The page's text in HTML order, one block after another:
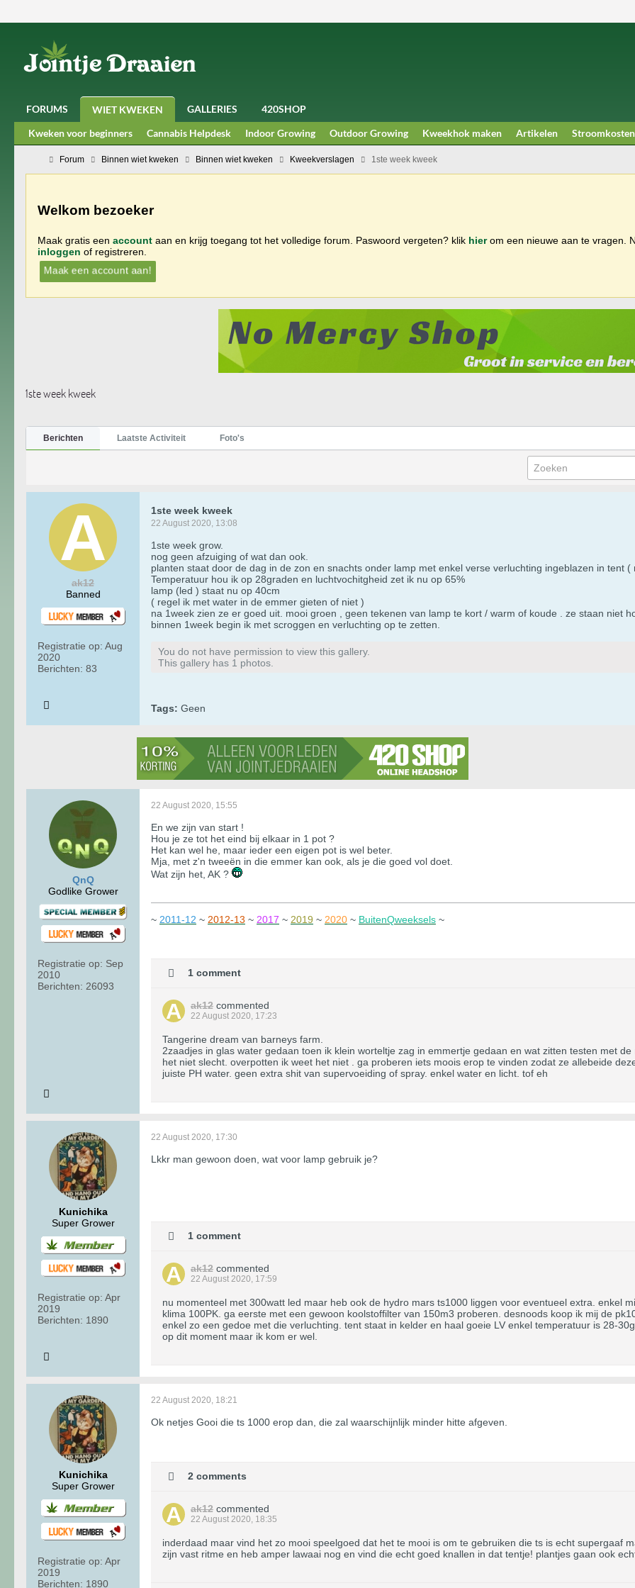
FORUMS WIET KWEKEN GALLERIES
420SHOP
Kweken voor beginners
Cannabis Helpdesk Indoor Growing Outdoor Growing Kweekhok maken Artikelen Stroomkosten
Forum Binnen wiet kweken Binnen wiet kweken Kweekverslagen 1ste week kweek
Welkom bezoeker
Maak gratis een account aan en krijg toegang tot het volledige forum. Paswoord vergeten? klik hierom een nieuwe aan te vragen.
inloggen of registreren.
Maak een account aan!
1ste week kweek
Berichten Laatste Activiteit Foto's
ak12
Banned
Registratie op: Aug
2020
Berichten: 83
1ste week kweek
22 August 2020, 13:08
1ste week grow.
nog geen afzuiging of wat dan ook.
planten staat door de dag in de zon en snachts onder lamp met enkel verse verluchting ingeblazen in tent (
Temperatuur hou ik op 28graden en luchtvochitgheid zet ik nu op 65%
lamp (led ) staat nu op 40cm
( regel ik met water in de emmer gieten of niet )
na 1week zien ze er goed uit. mooi groen , geen tekenen van lamp te kort / warm of koude . ze staan niet
binnen 1week begin ik met scroggen en verluchting op te zetten.
You do not have permission to view this gallery.
This gallery has 1 photos.
Tags: Geen
QnQ
Godlike Grower
Registratie op: Sep
2010
Berichten: 26093
22 August 2020, 15:55
En we zijn van start !
Hou je ze tot het eind bij elkaar in 1 pot ?
Het kan wel he, maar ieder een eigen pot is wel beter.
Mja, met z'n tweeën in die emmer kan ook, als je die goed vol doet.
Wat zijn het, AK ?
~ 2011-12 ~ 2012-13 ~ 2017 ~ 2019 ~ 2020 ~ BuitenQweeksels ~
1 comment
ak12 commented
22 August 2020, 17:23
Tangerine dream van barneys farm.
2zaadjes in glas water gedaan toen ik klein worteltje zag in emmertje gedaan en wat zitten testen met
het niet slecht. overpotten ik weet het niet . ga proberen iets moois erop te vinden zodat ze allebeide
juiste PH water. geen extra shit van supervoeiding of spray. enkel water en licht. tof eh
Kunichika
Super Grower
Registratie op: Apr
2019
Berichten: 1890
22 August 2020, 17:30
Lkkr man gewoon doen, wat voor lamp gebruik je?
1 comment
ak12 commented
22 August 2020, 17:59
nu momenteel met 300watt led maar heb ook de hydro mars ts1000 liggen voor eventueel extra. enkel
klima 100PK. ga eerste met een gewoon koolstoffilter van 150m3 proberen. desnoods koop ik mij de
enkel zo een gedoe met die verluchting. tent staat in kelder en haal goeie LV enkel temperatuur is 28-
op dit moment maar ik kom er wel.
Kunichika
Super Grower
Registratie op: Apr
2019
Berichten: 1890
22 August 2020, 18:21
Ok netjes Gooi die ts 1000 erop dan, die zal waarschijnlijk minder hitte afgeven.
2 comments
ak12 commented
22 August 2020, 18:35
inderdaad maar vind het zo mooi speelgoed dat het te mooi is om te gebruiken die ts is echt supergaaf
zijn vast ritme en heb amper lawaai nog en vind die echt goed knallen in dat tentje! plantjes gaan ook